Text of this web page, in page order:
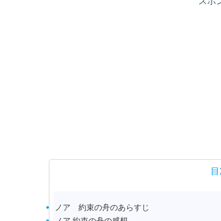
ノア 約束の舟のあらすじ